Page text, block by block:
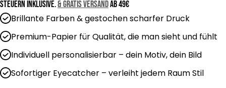
e
g
u
l
r
e
r
Steuern inklusive.& GRATIS Versandab 49€
Brillante Farben & gestochen scharfer Druck
Premium-Papier für Qualität, die man sieht und fühlt
Individuell personalisierbar – dein Motiv, dein Bild
Sofortiger Eyecatcher – verleiht jedem Raum Stil